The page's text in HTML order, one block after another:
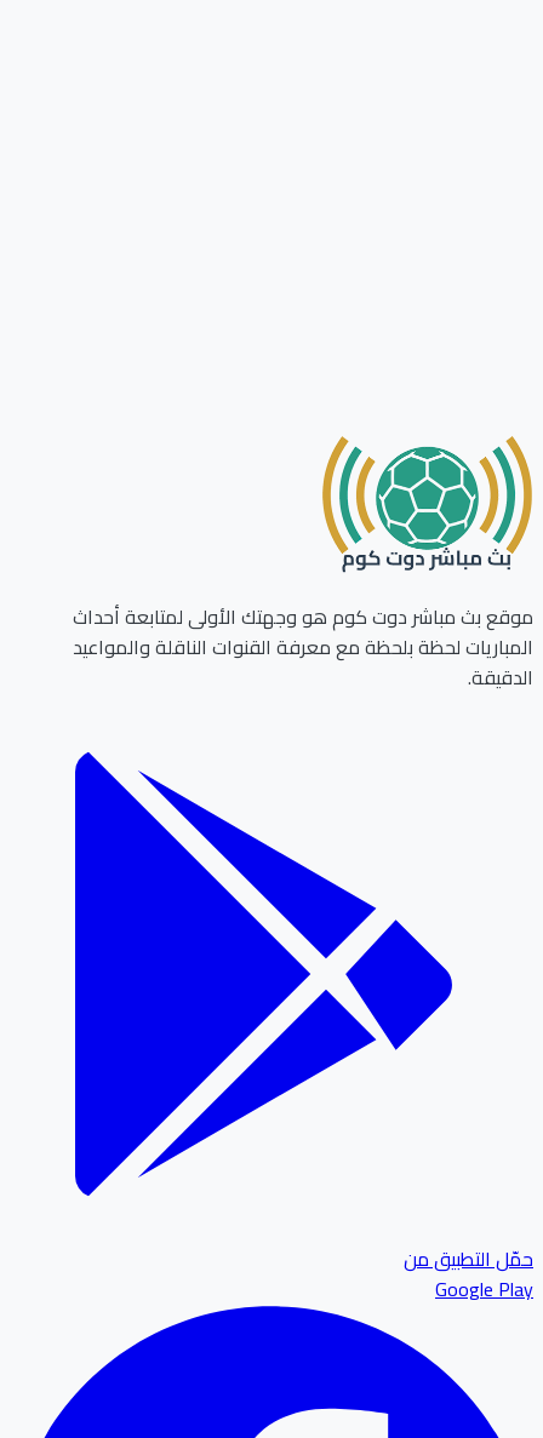
بث مباشر دوت كوم هو وجهتك الأولى لمتابعة أحداث
لحظة بلحظة مع معرفة القنوات الناقلة والمواعيد
التطبيق من
Google